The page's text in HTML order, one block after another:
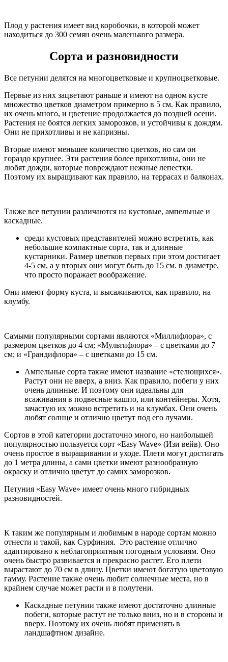
Плод у растения имеет вид коробочки, в которой может
находиться до 300 семян очень маленького размера.
Сорта и разновидности
Все петунии делятся на многоцветковые и крупноцветковые.
Первые из них зацветают раньше и имеют на одном кусте
множество цветков диаметром примерно в 5 см. Как правило,
их очень много, и цветение продолжается до поздней осени.
Растения не боятся легких заморозков, и устойчивы к дождям.
Они не прихотливы и не капризны.
Вторые имеют меньшее количество цветков, но сам он
гораздо крупнее. Эти растения более прихотливы, они не
любят дожди, которые повреждают нежные лепестки.
Поэтому их выращивают как правило, на террасах и балконах.
Также все петунии различаются на кустовые, ампельные и
каскадные.
среди кустовых представителей можно встретить, как
небольшие компактные сорта, так и длинные
кустарники. Размер цветков первых при этом достигает
4-5 см, а у вторых они могут быть до 15 см. в диаметре,
что просто поражает воображение.
Они имеют форму куста, и высаживаются, как правило, на
клумбу.
Самыми популярными сортами являются «Миллифлора», с
размером цветков до 4 см; «Мультифлора» – с цветками до 7
см; и «Грандифлора» – с цветками до 15 см.
Ампельные сорта также имеют название «стелющихся».
Растут они не вверх, а вниз. Как правило, побеги у них
очень длинные. И поэтому они идеальны для
всаживания в подвесные кашпо, или контейнеры. Хотя,
зачастую их можно встретить и на клумбах. Они очень
любят солнце и отлично цветут под его лучами.
Сортов в этой категории достаточно много, но наибольшей
популярностью пользуется сорт «Easy Wave» (Изи вейв). Оно
очень простое в выращивании и уходе. Плети могут достигать
до 1 метра длины, а сами цветки имеют разнообразную
окраску и отлично цветут до самих заморозков.
Петуния «Easy Wave» имеет очень много гибридных
разновидностей.
К таким же популярным и любимым в народе сортам можно
отнести и такой, как Сурфиния. Это растение отлично
адаптировано к неблагоприятным погодным условиям. Оно
очень быстро развивается и прекрасно растет. Его плети
вырастают до 70 см в длину. Цветки имеют богатую цветовую
гамму. Растение также очень любит солнечные места, но в
крайнем случае может расти и в полутени.
Каскадные петунии также имеют достаточно длинные
побеги, которые растут не только вниз, но и в стороны и
вверх. Поэтому их очень любят применять в
ландшафтном дизайне.